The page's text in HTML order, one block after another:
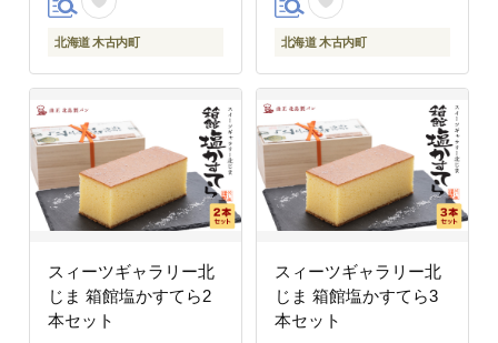
北海道 木古内町 北海道 木古内町
スィーツギャラリー北
じま 箱館塩かすてら2
本セット
スィーツギャラリー北
じま 箱館塩かすてら3
本セット